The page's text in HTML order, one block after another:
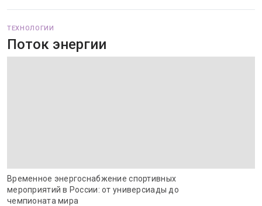
ТЕХНОЛОГИИ
Поток энергии
Временное энергоснабжение спортивных
мероприятий в России: от универсиады до
чемпионата мира